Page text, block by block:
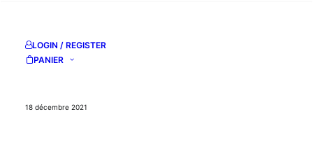
LOGIN / REGISTER
PANIER
#341 FONKI
18 décembre 2021